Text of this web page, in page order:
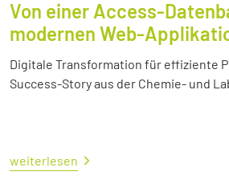
Von einer Access-
modernen Web-
Digitale Transformation für effiziente
Success-Story aus der Chemie- und
weiterlesen